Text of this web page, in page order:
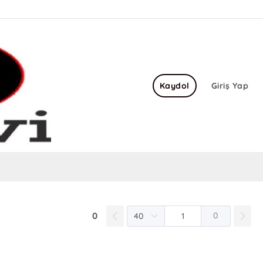
Giriş Yap
Kaydol
0 0